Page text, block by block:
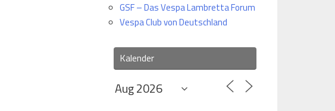
GSF – Das Vespa Lambretta Forum
Vespa Club von Deutschland
Kalender